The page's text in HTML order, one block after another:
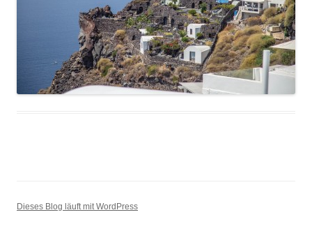
Dieses Blog läuft mit WordPress